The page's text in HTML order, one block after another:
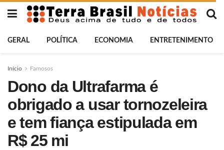
GERAL POLÍTICA ECONOMIA ENTRETENIMENTO
Início Famosos
Dono da Ultrafarma é
obrigado a usar tornozeleira
e tem fiança estipulada em
R$ 25 mi